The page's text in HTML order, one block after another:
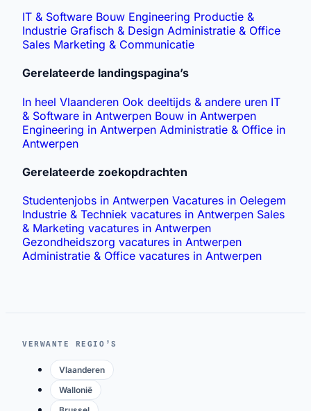
IT & Software Bouw Engineering Productie &
Industrie Grafisch & Design Administratie & Office
Sales Marketing & Communicatie
Gerelateerde landingspagina’s
In heel Vlaanderen Ook deeltijds & andere uren IT
& Software in Antwerpen Bouw in Antwerpen
Engineering in Antwerpen Administratie & Office in
Antwerpen
Gerelateerde zoekopdrachten
Studentenjobs in Antwerpen Vacatures in Oelegem
Industrie & Techniek vacatures in Antwerpen Sales
& Marketing vacatures in Antwerpen
Gezondheidszorg vacatures in Antwerpen
Administratie & Office vacatures in Antwerpen
VERWANTE REGIO’S
Vlaanderen
Wallonië